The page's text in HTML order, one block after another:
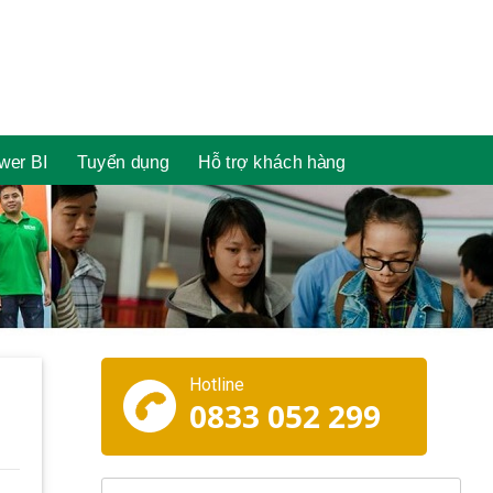
BI Tuyển dụng Hỗ trợ khách hàng
Hotline
0833 052 299